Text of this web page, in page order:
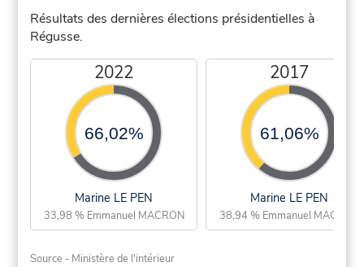
Résultats des dernières élections présidentielles à
Régusse.
2022
66,02%
Marine LE PEN
33,98 % Emmanuel MACRON
2017
61,06%
Marine LE PEN
38,94 % Emmanuel MACRON
Source - Ministère de l'intérieur